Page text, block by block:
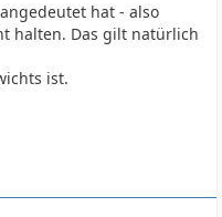
hat - also
halten. Das gilt natürlich
ist.